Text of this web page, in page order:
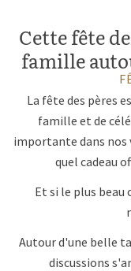
Cette fête
famille
La fête des pères
famille et de
importante dans nos
quel cadeau
Et si le plus beau
Autour d'une belle
discussions